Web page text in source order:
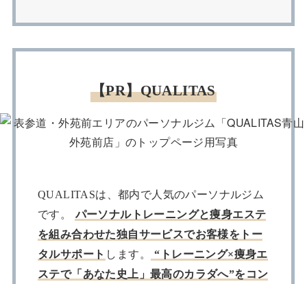
【PR】QUALITAS
QUALITASは、都内で人気のパーソナルジム
です。 パーソナルトレーニングと痩身エステ
を組み合わせた独自サービスでお客様をトー
タルサポート します。
“トレーニング×痩身エ
ステで「あなた史上」最高のカラダへ”をコン